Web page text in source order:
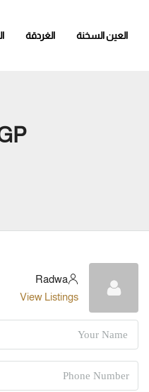
العين السخنة الغردقة
Radwa
View Listings